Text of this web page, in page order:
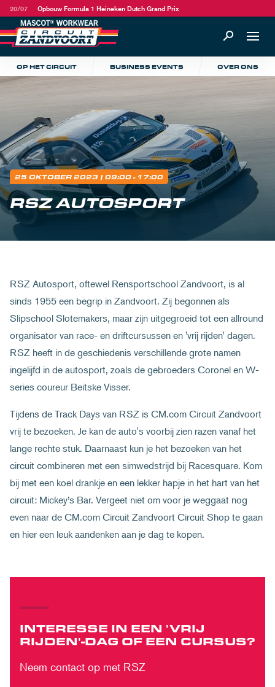
20/07 Opbouw Formula 1 Heineken Dutch Grand Prix
OP HET CIRCUIT BUSINESS EVENTS OVER ONS
25 OKTOBER 2023 | 09:00 - 17:00
RSZ AUTOSPORT
RSZ Autosport, oftewel Rensportschool Zandvoort, is al
sinds 1955 een begrip in Zandvoort. Zij begonnen als
Slipschool Slotemakers, maar zijn uitgegroeid tot een allround
organisator van race- en driftcursussen en 'vrij rijden' dagen.
RSZ heeft in de geschiedenis verschillende grote namen
ingelijfd in de autosport, zoals de gebroeders Coronel en W-
series coureur Beitske Visser.
Tijdens de Track Days van RSZ is CM.com Circuit Zandvoort
vrij te bezoeken. Je kan de auto's voorbij zien razen vanaf het
lange rechte stuk. Daarnaast kun je het bezoeken van het
circuit combineren met een simwedstrijd bij Racesquare. Kom
bij met een koel drankje en een lekker hapje in het hart van het
circuit: Mickey’s Bar. Vergeet niet om voor je weggaat nog
even naar de CM.com Circuit Zandvoort Circuit Shop te gaan
en hier een leuk aandenken aan je dag te kopen.
INTERESSE IN EEN 'VRIJ
RIJDEN'-DAG OF EEN CURSUS?
Neem contact op met RSZ